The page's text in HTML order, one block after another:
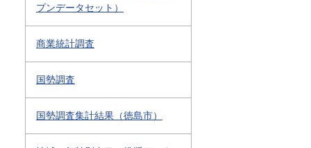
プンデータセット）
商業統計調査
国勢調査
国勢調査集計結果（徳島市）